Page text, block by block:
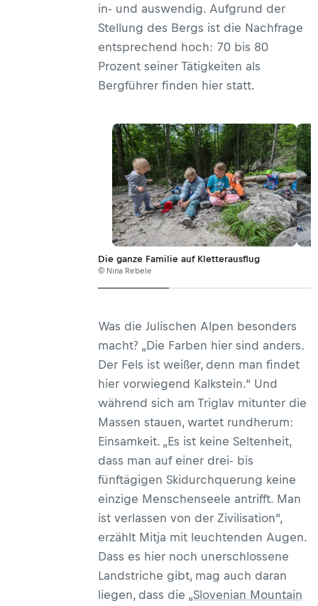
in- und auswendig. Aufgrund der
Stellung des Bergs ist die Nachfrage
entsprechend hoch: 70 bis 80
Prozent seiner Tätigkeiten als
Bergführer finden hier statt.
Die ganze Familie auf Kletterausflug
© Nina Rebele
Was die Julischen Alpen besonders
macht? „Die Farben hier sind anders.
Der Fels ist weißer, denn man findet
hier vorwiegend Kalkstein.“ Und
während sich am Triglav mitunter die
Massen stauen, wartet rundherum:
Einsamkeit. „Es ist keine Seltenheit,
dass man auf einer drei- bis
fünftägigen Skidurchquerung keine
einzige Menschenseele antrifft. Man
ist verlassen von der Zivilisation“,
erzählt Mitja mit leuchtenden Augen.
Dass es hier noch unerschlossene
Landstriche gibt, mag auch daran
liegen, dass die „Slovenian Mountain